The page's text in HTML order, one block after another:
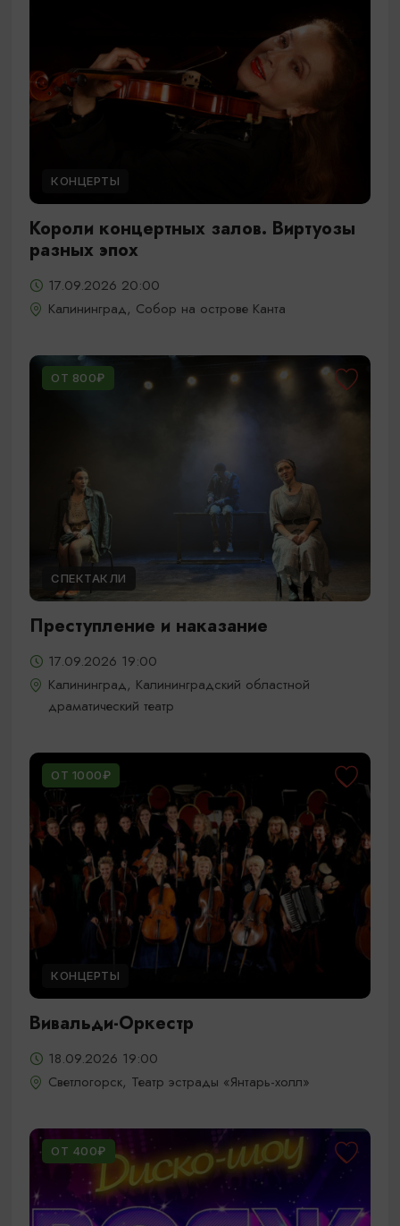
КОНЦЕРТЫ
Короли концертных залов. Виртуозы
разных эпох
17.09.2026 20:00
Калининград, Собор на острове Канта
ОТ 800₽
СПЕКТАКЛИ
Преступление и наказание
17.09.2026 19:00
Калининград, Калининградский областной
драматический театр
ОТ 1000₽
КОНЦЕРТЫ
Вивальди-Оркестр
18.09.2026 19:00
Светлогорск, Театр эстрады «Янтарь-холл»
ОТ 400₽